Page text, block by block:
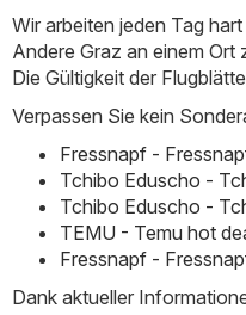
Wir arbeiten jeden Tag
Andere Graz an einem Ort
Die Gültigkeit der
Verpassen Sie kein
Fressnapf -
Tchibo Eduscho -
Tchibo Eduscho -
TEMU - Temu hot
Fressnapf -
Dank aktueller